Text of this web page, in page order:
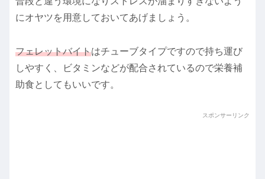
にオヤツを用意しておいてあげましょう。
フェレットバイトはチューブタイプですので持ち運び
しやすく、ビタミンなどが配合されているので栄養補
助食としてもいいです。
スポンサーリンク